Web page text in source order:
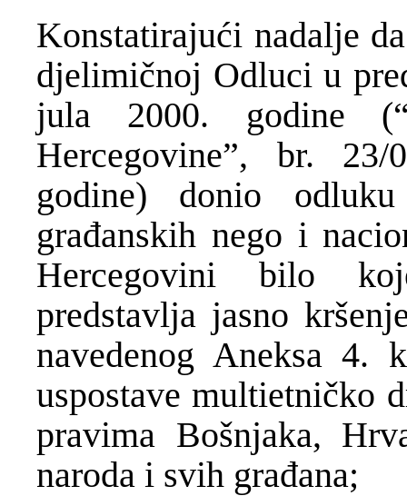
Konstatirajući nadalje
djelimičnoj Odluci u
jula 2000. godine
Hercegovine”, br.
godine) donio
građanskih nego i
Hercegovini bilo
predstavlja jasno
navedenog Aneksa
uspostave multietničko
pravima Bošnjaka,
naroda i svih građana;